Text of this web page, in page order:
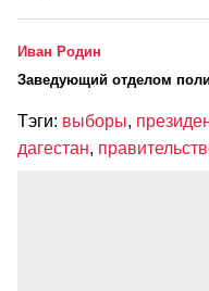
Иван Родин
Заведующий отделом
Тэги: выборы,
дагестан,